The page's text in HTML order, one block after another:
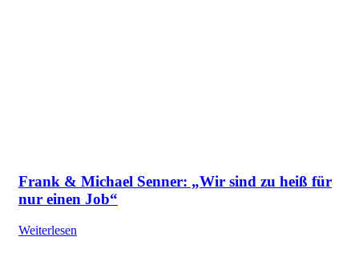
Frank & Michael Senner: „Wir sind zu heiß für
nur einen Job“
Weiterlesen